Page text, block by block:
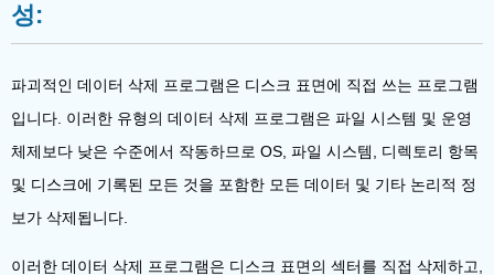
성:
파괴적인 데이터 삭제 프로그램은 디스크 표면에 직접 쓰는 프로그램
입니다. 이러한 유형의 데이터 삭제 프로그램은 파일 시스템 및 운영
체제보다 낮은 수준에서 작동하므로 OS, 파일 시스템, 디렉토리 항목
및 디스크에 기록된 모든 것을 포함한 모든 데이터 및 기타 논리적 정
보가 삭제됩니다.
이러한 데이터 삭제 프로그램은 디스크 표면의 섹터를 직접 삭제하고,